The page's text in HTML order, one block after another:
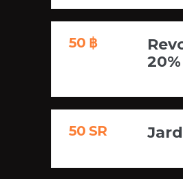
50 ฿
20%
50 SR